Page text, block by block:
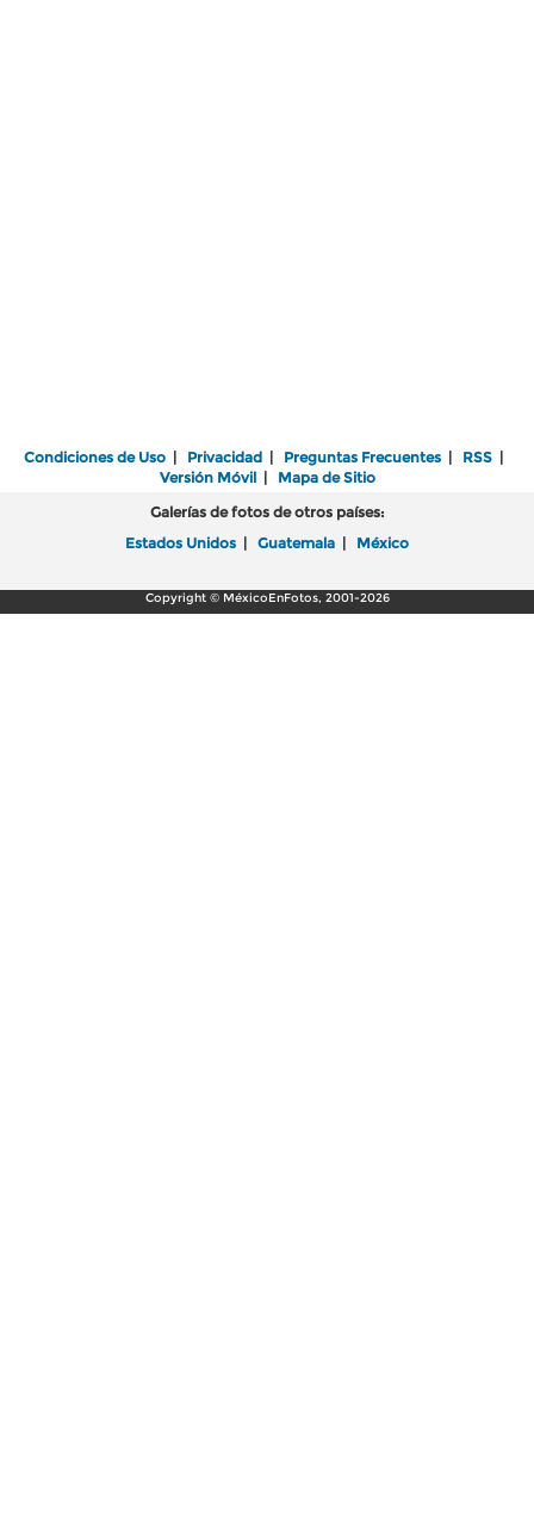
Condiciones de Uso | Privacidad | Preguntas Frecuentes | RSS |
Versión Móvil| Mapa de Sitio
Galerías de fotos de otros países:
Estados Unidos | Guatemala | México
Copyright © MéxicoEnFotos, 2001-2026